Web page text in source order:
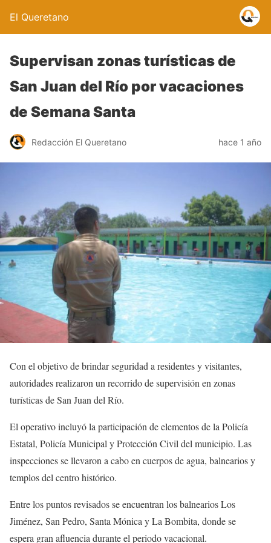
El Queretano
Supervisan zonas turísticas de
San Juan del Río por vacaciones
de Semana Santa
Redacción El Queretano hace 1 año
Con el objetivo de brindar seguridad a residentes y visitantes,
autoridades realizaron un recorrido de supervisión en zonas
turísticas de San Juan del Río.
El operativo incluyó la participación de elementos de la Policía
Estatal, Policía Municipal y Protección Civil del municipio. Las
inspecciones se llevaron a cabo en cuerpos de agua, balnearios y
templos del centro histórico.
Entre los puntos revisados se encuentran los balnearios Los
Jiménez, San Pedro, Santa Mónica y La Bombita, donde se
espera gran afluencia durante el periodo vacacional.